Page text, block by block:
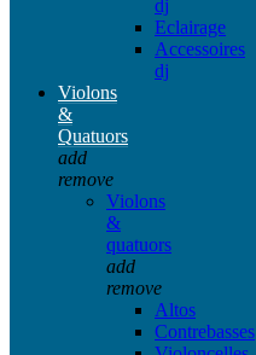
dj
Eclairage
Accessoires
dj
Violons
&
Quatuors
add
remove
Violons
&
quatuors
add
remove
Altos
Contrebasses